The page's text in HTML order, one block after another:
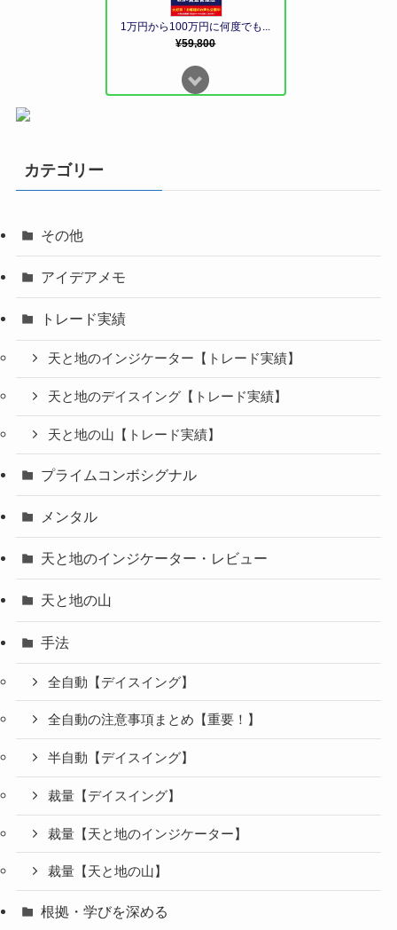
カテゴリー
その他
アイデアメモ
トレード実績
天と地のインジケーター【トレード実績】
天と地のデイスイング【トレード実績】
天と地の山【トレード実績】
プライムコンボシグナル
メンタル
天と地のインジケーター・レビュー
天と地の山
手法
全自動【デイスイング】
全自動の注意事項まとめ【重要！】
半自動【デイスイング】
裁量【デイスイング】
裁量【天と地のインジケーター】
裁量【天と地の山】
根拠・学びを深める